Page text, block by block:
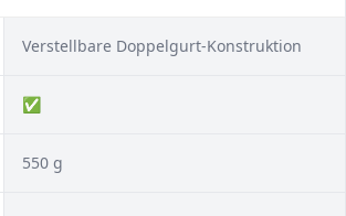
Verstellbare Doppelgurt-Konstruktion
✅
550 g